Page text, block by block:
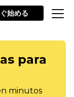
始める
para
minutos